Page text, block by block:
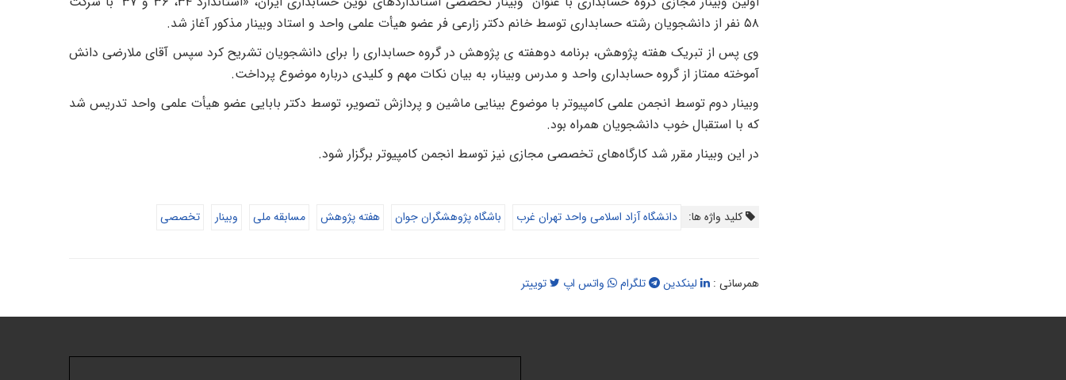
۵۸ نفر از دانشجویان رشته حسابداری توسط خانم دکتر زارعی فر عضو هیأت علمی واحد و استاد وبینار مذکور آغاز شد.
وی پس از تبریک هفته پژوهش، برنامه دوهفته ی پژوهش در گروه حسابداری را برای دانشجویان تشریح کرد سپس آقای ملارضی دانش
آموخته ممتاز از گروه حسابداری واحد و مدرس وبینار، به بیان نکات مهم و کلیدی درباره موضوع پرداخت.
وبینار دوم توسط انجمن علمی کامپیوتر با موضوع بینایی ماشین و پردازش تصویر، توسط دکتر بابایی عضو هیأت علمی واحد تدریس شد
که با استقبال خوب دانشجویان همراه بود.
در این وبینار مقرر شد کارگاه‌های تخصصی مجازی نیز توسط انجمن کامپیوتر برگزار شود.
کلید واژه ها: دانشگاه آزاد اسلامی واحد تهران غرب باشگاه پژوهشگران جوان هفته پژوهش مسابقه ملی وبینار تخصصی
همرسانی : لینکدین تلگرام واتس اپ توییتر